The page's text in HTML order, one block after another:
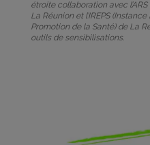
étroite collaboration avec
La Réunion et l’IREPS
Promotion de la Santé) de La
outils de sensibilisations.